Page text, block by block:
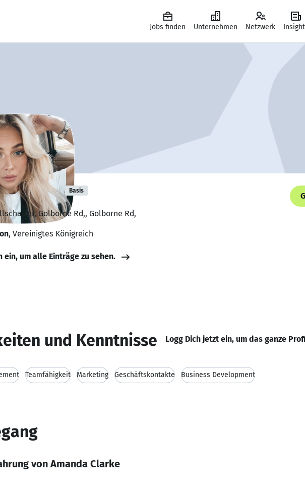
Jobs finden Unternehmen Netzwerk
Clarke Basis
Golborne Rd,, Golborne Rd,
, Vereinigtes Königreich
ein, um alle Einträge zu sehen.
und Kenntnisse Logg Dich jetzt ein, um das ganze
Teamfähigkeit Marketing Geschäftskontakte Business Development
von Amanda Clarke